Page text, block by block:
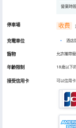
營業時間
停車場 收费
充電車位 • 酒店
寵物 允許攜帶
年齡限制 18歲以下
接受信用卡 可以信用